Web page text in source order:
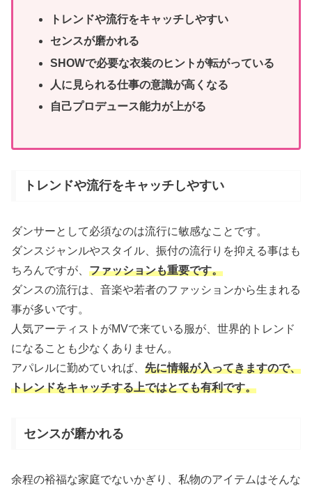
トレンドや流行をキャッチしやすい
センスが磨かれる
SHOWで必要な衣装のヒントが転がっている
人に見られる仕事の意識が高くなる
自己プロデュース能力が上がる
トレンドや流行をキャッチしやすい
ダンサーとして必須なのは流行に敏感なことです。
ダンスジャンルやスタイル、振付の流行りを抑える事はも
ちろんですが、 ファッションも重要です。
ダンスの流行は、音楽や若者のファッションから生まれる
事が多いです。
人気アーティストがMVで来ている服が、世界的トレンド
になることも少なくありません。
アパレルに勤めていれば、 先に情報が入ってきますので、
トレンドをキャッチする上ではとても有利です。
センスが磨かれる
余程の裕福な家庭でないかぎり、私物のアイテムはそんな